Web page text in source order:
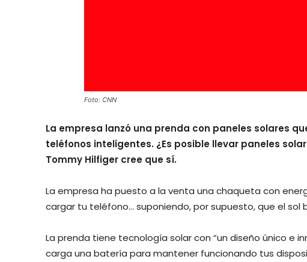
Foto: CNN
La empresa lanzó una prenda con paneles solares
teléfonos inteligentes. ¿Es posible llevar paneles
Tommy Hilfiger cree que sí.
La empresa ha puesto a la venta una chaqueta con
cargar tu teléfono… suponiendo, por supuesto, que el sol
La prenda tiene tecnología solar con “un diseño único e
carga una batería para mantener funcionando tus